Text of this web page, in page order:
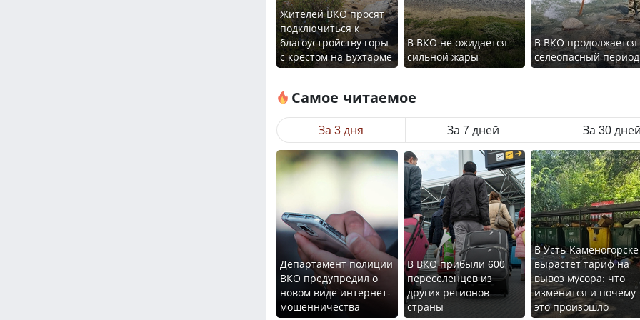
Жителей ВКО просят
подключиться к
благоустройству горы
с крестом на Бухтарме
В ВКО не ожидается
сильной жары
В ВКО продолжается
селеопасный период
Самое читаемое
За 3 дня
Департамент полиции
ВКО предупредил о
новом виде интернет-
мошенничества
В ВКО прибыли 600
переселенцев из
других регионов
страны
В Усть-Каменогорске
вырастет тариф на
вывоз мусора: что
изменится и почему
это произошло
За 7 дней За 30 дней